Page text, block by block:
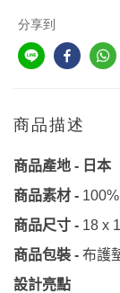
分享到
商品描述
商品產地 - 日本
商品素材 - 100%
商品尺寸 - 18 x
商品包裝 - 布護
設計亮點